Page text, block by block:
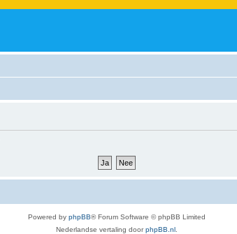
Powered by phpBB® Forum Software © phpBB Limited
Nederlandse vertaling doorphpBB.nl